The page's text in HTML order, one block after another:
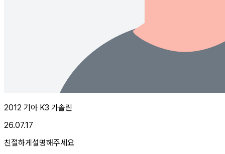
2012 기아 K3 가솔린
26.07.17
친절하게설명해주세요